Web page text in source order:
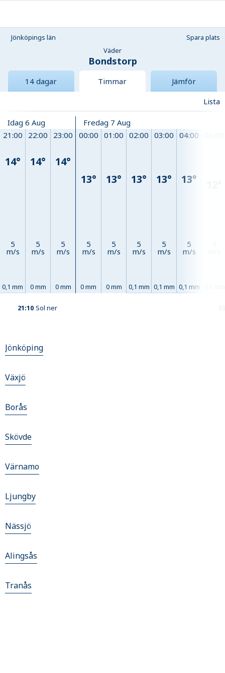
Jönköpings län
Spara plats
Väder
Bondstorp
14 dagar Timmar
Jämför
Lista
Idag 6 Aug
21:00
14°
5
m/s
0,1 mm
22:00
14°
5
m/s
0 mm
23:00
14°
5
m/s
0 mm
Fredag 7 Aug
00:00
13°
5
m/s
0 mm
01:00
13°
5
m/s
0 mm
02:00
13°
5
m/s
0,1 mm
03:00
13°
5
m/s
0,1 mm
04:00
13°
5
m/s
0,1 mm
21:10 Sol ner
Jönköping
Växjö
Borås
Skövde
Värnamo
Ljungby
Nässjö
Alingsås
Tranås